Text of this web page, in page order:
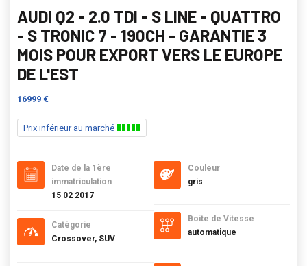
AUDI Q2 - 2.0 TDI - S LINE - QUATTRO
- S TRONIC 7 - 190CH - GARANTIE 3
MOIS POUR EXPORT VERS LE EUROPE
DE L'EST
16999 €
Prix inférieur au marché
Date de la 1ère
immatriculation
15 02 2017
Catégorie
Crossover, SUV
Couleur
gris
Boite de Vitesse
automatique